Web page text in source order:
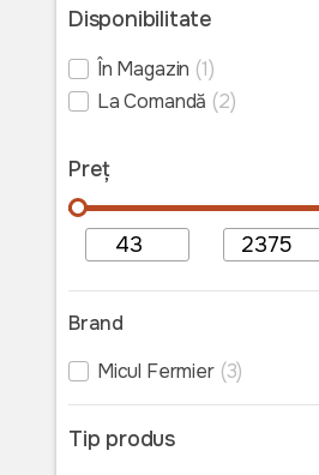
Presă de ulei
Fierbătoare electrice
Mașini de cusut saci
Motoare
Disponibilitate
În Magazin (1)
La Comandă (2)
Preț
Brand
Micul Fermier (3)
Tip produs